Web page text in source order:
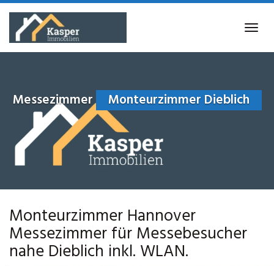
Skip
main
Messezimmer Monteurzimmer Dieblich
Monteurzimmer Hannover
Messezimmer für Messebesucher
nahe Dieblich inkl. WLAN.